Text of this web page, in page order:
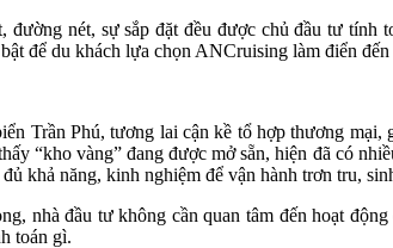
nét, sự sắp đặt đều được chủ đầu tư
để du khách lựa chọn ANCruising làm điển
Trần Phú, tương lai cận kề tổ hợp thương
“kho vàng” đang được mở sẵn, hiện đã có
khả năng, kinh nghiệm để vận hành trơn tru,
nhà đầu tư không cần quan tâm đến hoạt
toán gì.